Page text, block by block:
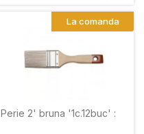
Perie 2' bruna '1c.12buc' :
La comanda